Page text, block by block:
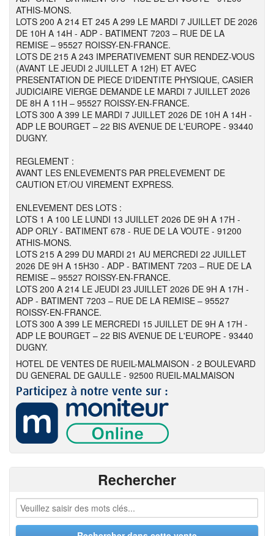
ATHIS-MONS.
LOTS 200 A 214 ET 245 A 299 LE MARDI 7 JUILLET DE 2026
DE 10H A 14H - ADP - BATIMENT 7203 – RUE DE LA
REMISE – 95527 ROISSY-EN-FRANCE.
LOTS DE 215 A 243 IMPERATIVEMENT SUR RENDEZ-VOUS
(AVANT LE JEUDI 2 JUILLET A 12H) ET AVEC
PRESENTATION DE PIECE D'IDENTITE PHYSIQUE, CASIER
JUDICIAIRE VIERGE DEMANDE LE MARDI 7 JUILLET 2026
DE 8H A 11H – 95527 ROISSY-EN-FRANCE.
LOTS 300 A 399 LE MARDI 7 JUILLET 2026 DE 10H A 14H -
ADP LE BOURGET – 22 BIS AVENUE DE L'EUROPE - 93440
DUGNY.
REGLEMENT :
AVANT LES ENLEVEMENTS PAR PRELEVEMENT DE
CAUTION ET/OU VIREMENT EXPRESS.
ENLEVEMENT DES LOTS :
LOTS 1 A 100 LE LUNDI 13 JUILLET 2026 DE 9H A 17H -
ADP ORLY - BATIMENT 678 - RUE DE LA VOUTE - 91200
ATHIS-MONS.
LOTS 215 A 299 DU MARDI 21 AU MERCREDI 22 JUILLET
2026 DE 9H A 15H30 - ADP - BATIMENT 7203 – RUE DE LA
REMISE – 95527 ROISSY-EN-FRANCE.
LOTS 200 A 214 LE JEUDI 23 JUILLET 2026 DE 9H A 17H -
ADP - BATIMENT 7203 – RUE DE LA REMISE – 95527
ROISSY-EN-FRANCE.
LOTS 300 A 399 LE MERCREDI 15 JUILLET DE 9H A 17H -
ADP LE BOURGET – 22 BIS AVENUE DE L'EUROPE - 93440
DUGNY.
HOTEL DE VENTES DE RUEIL-MALMAISON - 2 BOULEVARD
DU GENERAL DE GAULLE - 92500 RUEIL-MALMAISON
Rechercher